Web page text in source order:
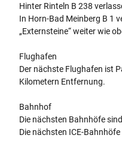
Hinter Rinteln B 238
In Horn-Bad Meinberg B 1
„Externsteine“ weiter wie
Flughafen
Der nächste Flughafen ist
Kilometern Entfernung.
Bahnhof
Die nächsten Bahnhöfe
Die nächsten ICE-